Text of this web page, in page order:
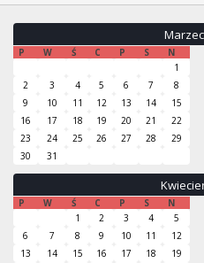
P W Ś C P S
N
1
2
3 4 5 6 7
8
9
10 11 12 13 14
15
16
17 18 19 20 21
22
23
24 25 26 27 28
29
30
31
P W Ś C P S
N
1
2 3 4
5
6
7 8 9 10 11
12
13
14 15 16 17 18
19